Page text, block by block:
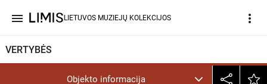
menu LIETUVOS MUZIEJŲ KOLEKCIJOS more_vert
VERTYBĖS
Objekto informacija